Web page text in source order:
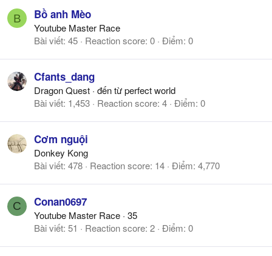
B Bồ anh Mèo
Youtube Master Race
Bài viết 45 Reaction score 0 Điểm 0
Cfants_dang
Dragon Quest · đến từperfect world
Bài viết 1,453 Reaction score 4 Điểm 0
Cơm nguội
Donkey Kong
Bài viết 478 Reaction score 14 Điểm 4,770
C Conan0697
Youtube Master Race · 35
Bài viết 51 Reaction score 2 Điểm 0